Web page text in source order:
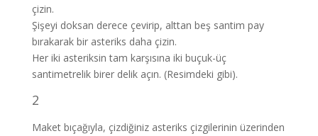
çizin.
Şişeyi doksan derece çevirip, alttan beş santim pay
bırakarak bir asteriks daha çizin.
Her iki asteriksin tam karşısına iki buçuk-üç
santimetrelik birer delik açın. (Resimdeki gibi).
2
Maket bıçağıyla, çizdiğiniz asteriks çizgilerinin üzerinden